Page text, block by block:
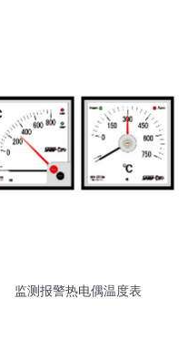
监测报警热电偶温度表